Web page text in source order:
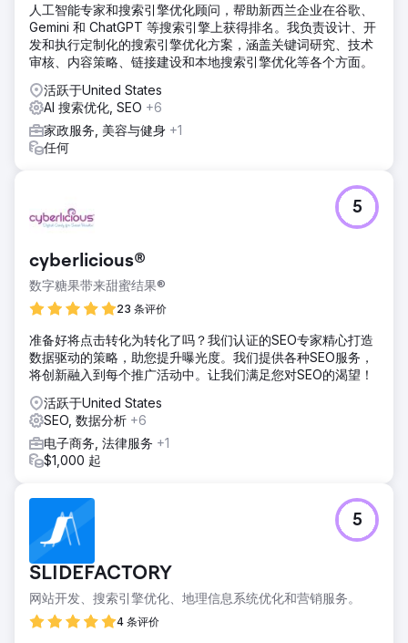
人工智能专家和搜索引擎优化顾问，帮助新西兰企业在谷歌、
Gemini 和 ChatGPT 等搜索引擎上获得排名。我负责设计、开
发和执行定制化的搜索引擎优化方案，涵盖关键词研究、技术
审核、内容策略、链接建设和本地搜索引擎优化等各个方面。
活跃于United States
AI 搜索优化, SEO +6
家政服务, 美容与健身 +1
任何
cyberlicious®
数字糖果带来甜蜜结果®
23 条评价
5
准备好将点击转化为转化了吗？我们认证的SEO专家精心打造
数据驱动的策略，助您提升曝光度。我们提供各种SEO服务，
将创新融入到每个推广活动中。让我们满足您对SEO的渴望！
活跃于United States
SEO, 数据分析 +6
电子商务, 法律服务 +1
$1,000 起
SLIDEFACTORY
网站开发、搜索引擎优化、地理信息系统优化和营销服务。
4 条评价
5